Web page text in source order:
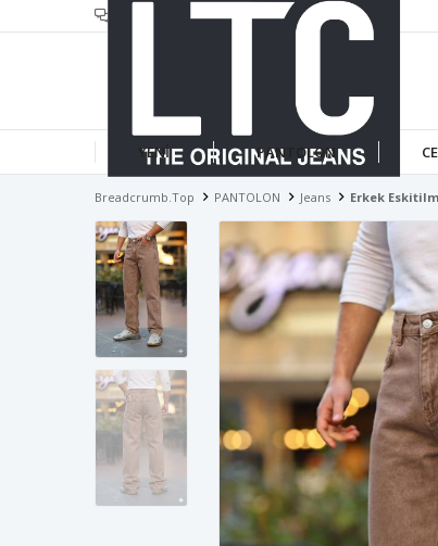
header.infotext
YENİ PANTOLON
Breadcrumb.top PANTOLON Jeans Erkek